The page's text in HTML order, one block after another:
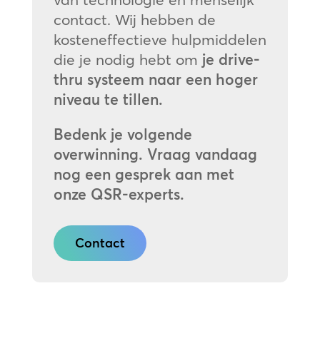
contact. Wij hebben de
kosteneffectieve hulpmiddelen
die je nodig hebt om je drive-
thru systeem naar een hoger
niveau te tillen.
Bedenk je volgende
overwinning. Vraag vandaag
nog een gesprek aan met
onze QSR-experts.
Contact